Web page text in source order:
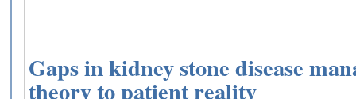
Gaps in kidney stone disease
theory to patient reality